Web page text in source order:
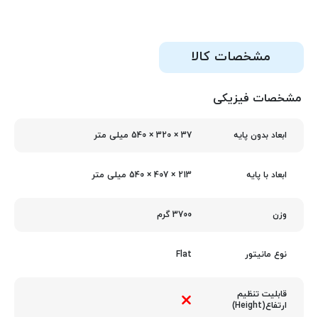
مشخصات کالا
مشخصات فیزیکی
ابعاد بدون پایه 37 × 320 × 540 میلی متر
ابعاد با پایه 213 × 407 × 540 میلی متر
وزن 3700 گرم
نوع مانیتور Flat
قابلیت تنظیم
ارتفاع(Height)